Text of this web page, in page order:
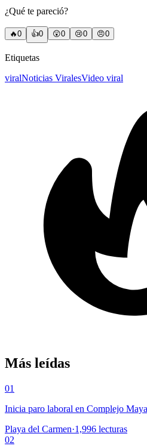
¿Qué te pareció?
🔥0 👍0 😲0 😢0 😠0
Etiquetas
viralNoticias ViralesVideo viral
Más leídas
01
Inicia paro laboral en Complejo
Playa del Carmen·1,996 lecturas
02